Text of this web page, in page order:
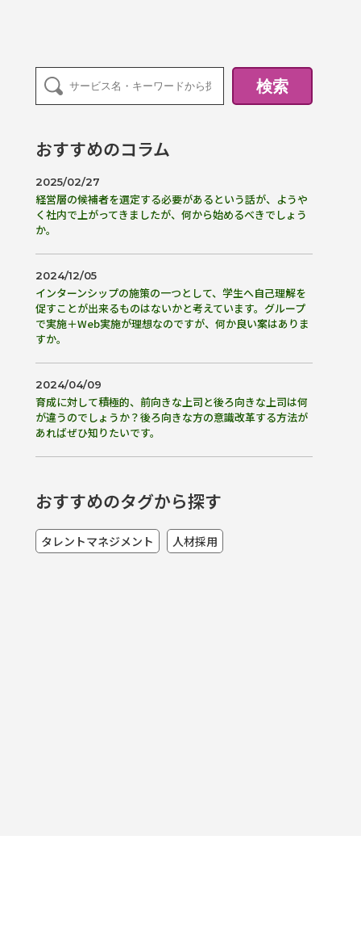
検索
おすすめのコラム
2025/02/27
経営層の候補者を選定する必要があるという話が、ようや
く社内で上がってきましたが、何から始めるべきでしょう
か。
2024/12/05
インターンシップの施策の一つとして、学生へ自己理解を
促すことが出来るものはないかと考えています。グループ
で実施＋Web実施が理想なのですが、何か良い案はありま
すか。
2024/04/09
育成に対して積極的、前向きな上司と後ろ向きな上司は何
が違うのでしょうか？後ろ向きな方の意識改革する方法が
あればぜひ知りたいです。
おすすめのタグから探す
タレントマネジメント 人材採用